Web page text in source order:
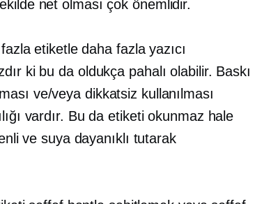
net olması çok önemlidir.
etiketle daha fazla yazıcı
ki bu da oldukça pahalı olabilir. Baskı
ve/veya dikkatsiz kullanılması
vardır. Bu da etiketi okunmaz hale
ve suya dayanıklı tutarak